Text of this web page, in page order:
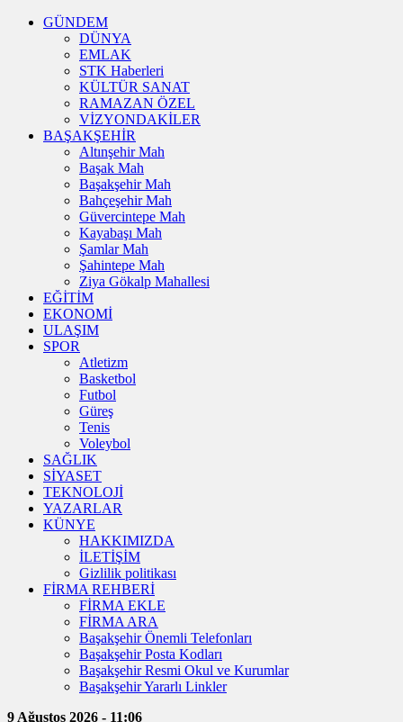
GÜNDEM
DÜNYA
EMLAK
STK Haberleri
KÜLTÜR SANAT
RAMAZAN ÖZEL
VİZYONDAKİLER
BAŞAKŞEHİR
Altınşehir Mah
Başak Mah
Başakşehir Mah
Bahçeşehir Mah
Güvercintepe Mah
Kayabaşı Mah
Şamlar Mah
Şahintepe Mah
Ziya Gökalp Mahallesi
EĞİTİM
EKONOMİ
ULAŞIM
SPOR
Atletizm
Basketbol
Futbol
Güreş
Tenis
Voleybol
SAĞLIK
SİYASET
TEKNOLOJİ
YAZARLAR
KÜNYE
HAKKIMIZDA
İLETİŞİM
Gizlilik politikası
FİRMA REHBERİ
FİRMA EKLE
FİRMA ARA
Başakşehir Önemli Telefonları
Başakşehir Posta Kodları
Başakşehir Resmi Okul ve Kurumlar
Başakşehir Yararlı Linkler
9 Ağustos 2026 - 11:06